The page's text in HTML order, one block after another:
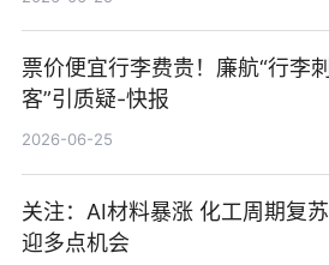
票价便宜行李费贵！廉航“行李刺
客”引质疑-快报
2026-06-25
关注：AI材料暴涨 化工周期复苏
迎多点机会